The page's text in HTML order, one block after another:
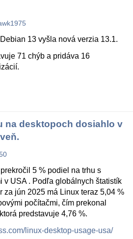
13 vyšla nová verzia 13.1.
71 chýb a pridáva 16
na desktopoch dosiahlo v
5 % podiel na trhu s
v USA . Podľa globálnych štatistík
za jún 2025 má Linux teraz 5,04 %
počítačmi, čím prekonal
predstavuje 4,76 %.
linux-desktop-usage-usa/